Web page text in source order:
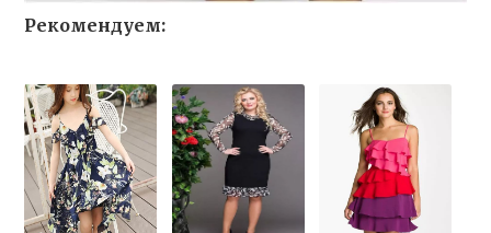
Рекомендуем: